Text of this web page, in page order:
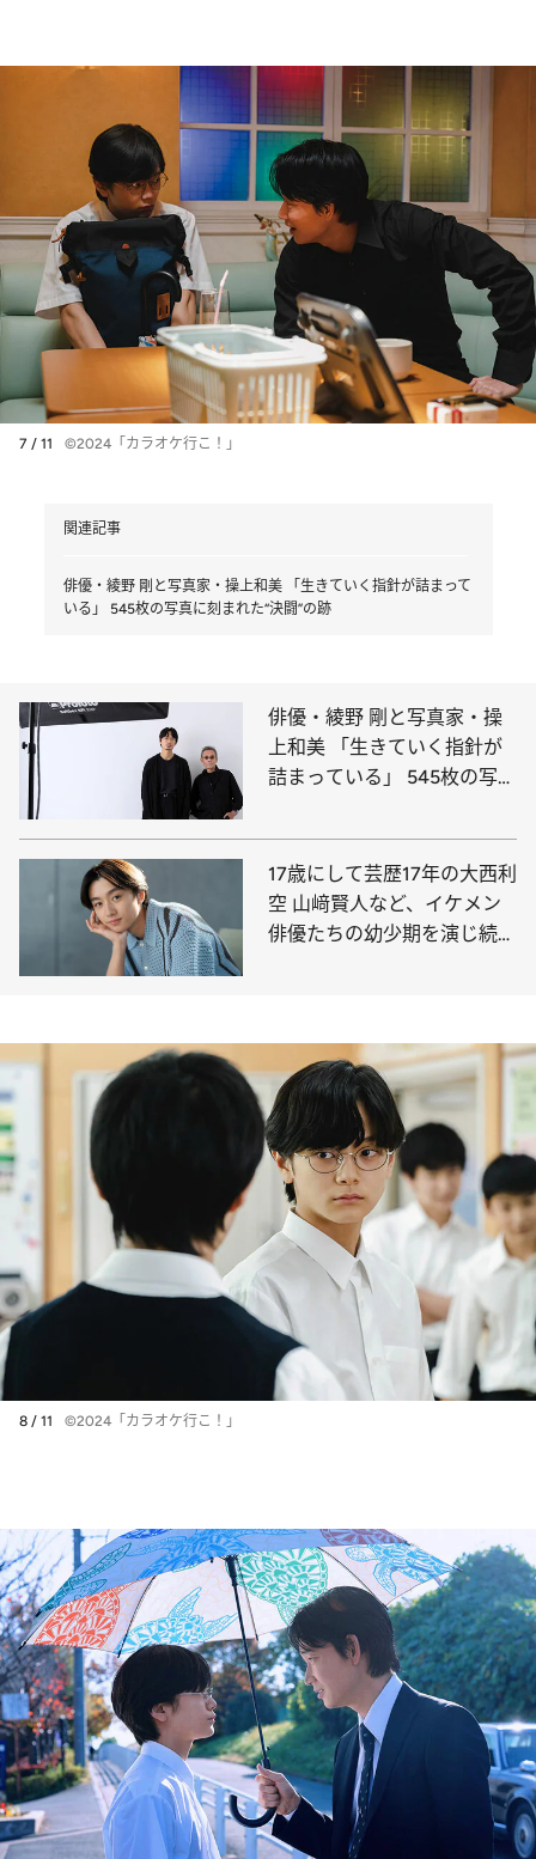
7 / 11 ©2024「カラオケ行こ！」
関連記事
俳優・綾野 剛と写真家・操上和美 「生きていく指針が詰まって
いる」 545枚の写真に刻まれた“決闘”の跡
俳優・綾野 剛と写真家・操
上和美 「生きていく指針が
詰まっている」 545枚の写真
17歳にして芸歴17年の大西利
空 山﨑賢人など、イケメン
俳優たちの幼少期を演じ続け
8 / 11 ©2024「カラオケ行こ！」